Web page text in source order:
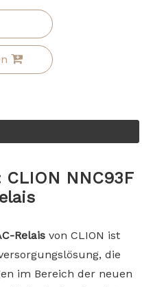
NNC93F
Relais von CLION ist
die
im Bereich der neuen